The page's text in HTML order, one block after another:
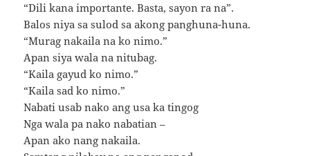
“Dili kana importante. Basta, sayon ra na”.
Balos niya sa sulod sa akong panghuna-huna.
“Murag nakaila na ko nimo.”
Apan siya wala na nitubag.
“Kaila gayud ko nimo.”
“Kaila sad ko nimo.”
Nabati usab nako ang usa ka tingog
Nga wala pa nako nabatian –
Apan ako nang nakaila.